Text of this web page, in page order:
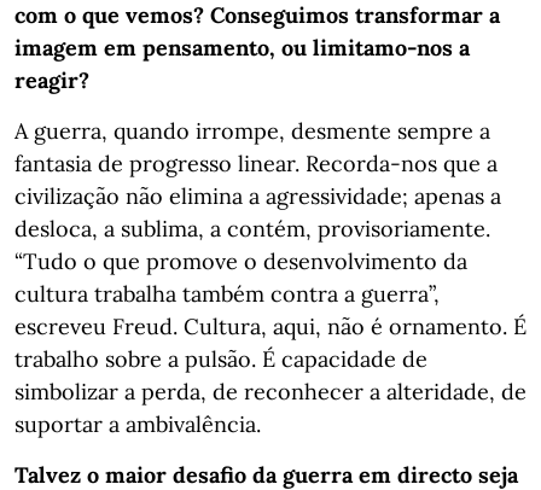
com o que vemos? Conseguimos transformar a
imagem em pensamento, ou limitamo-nos a
reagir?
A guerra, quando irrompe, desmente sempre a
fantasia de progresso linear. Recorda-nos que a
civilização não elimina a agressividade; apenas a
desloca, a sublima, a contém, provisoriamente.
“Tudo o que promove o desenvolvimento da
cultura trabalha também contra a guerra”,
escreveu Freud. Cultura, aqui, não é ornamento. É
trabalho sobre a pulsão. É capacidade de
simbolizar a perda, de reconhecer a alteridade, de
suportar a ambivalência.
Talvez o maior desafio da guerra em directo seja